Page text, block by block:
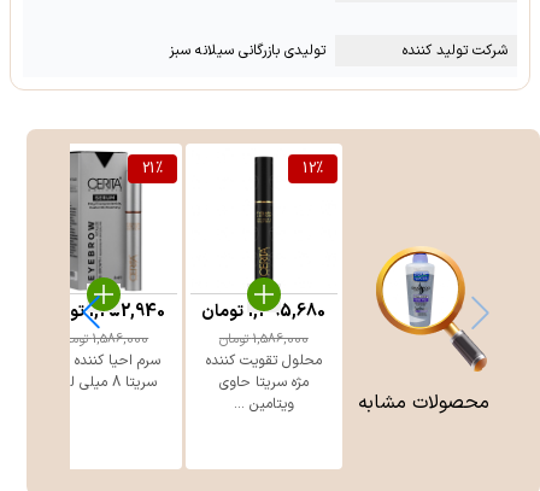
شرکت تولید کننده تولیدی بازرگانی سیلانه سبز
محصولات مشابه
12%
محلول تقویت کننده
مژه سریتا حاوی
ویتامین ...
1,586,000تومان
1,395,680 تومان
21%
سرم احیا کننده ابرو
سریتا 8 میلی لیتر
1,586,000تومان
1,252,940تومان